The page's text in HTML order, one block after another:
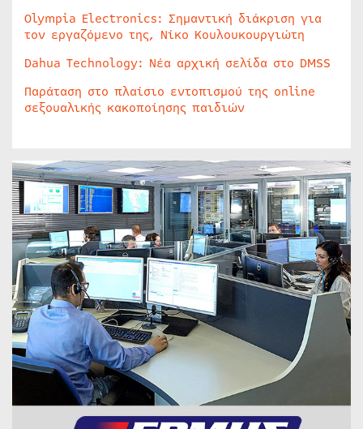
Olympia Electronics: Σημαντική διάκριση για
τον εργαζόμενο της, Νίκο Κουλουκουργιώτη
Dahua Technology: Νέα αρχική σελίδα στο DMSS
Παράταση στο πλαίσιο εντοπισμού της online
σεξουαλικής κακοποίησης παιδιών